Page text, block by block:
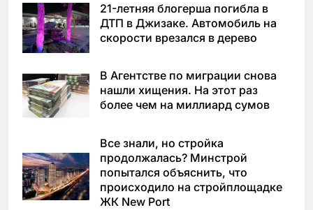
21-летняя блогерша погибла в
ДТП в Джизаке. Автомобиль на
скорости врезался в дерево
В Агентстве по миграции снова
нашли хищения. На этот раз
более чем на миллиард сумов
Все знали, но стройка
продолжалась? Минстрой
попытался объяснить, что
происходило на стройплощадке
ЖК New Port